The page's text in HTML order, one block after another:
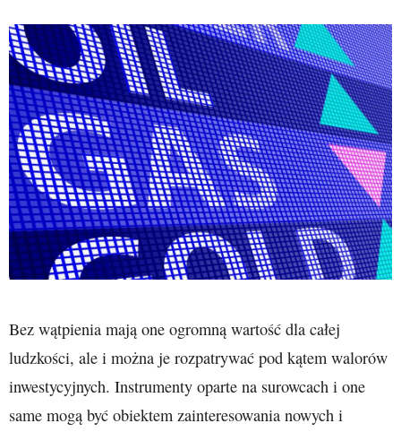
Bez wątpienia mają one ogromną wartość dla całej
ludzkości, ale i można je rozpatrywać pod kątem walorów
inwestycyjnych. Instrumenty oparte na surowcach i one
same mogą być obiektem zainteresowania nowych i